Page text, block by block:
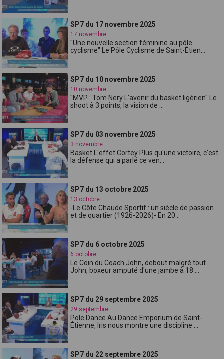
SP7 du 17 novembre 2025
17 novembre
"Une nouvelle section féminine au pôle
cyclisme" Le Pôle Cyclisme de Saint-Étien...
SP7 du 10 novembre 2025
10 novembre
"MVP : Tom Nery L'avenir du basket ligérien" Le
shoot à 3 points, la vision de ...
SP7 du 03 novembre 2025
3 novembre
Basket L'effet Cortey Plus qu'une victoire, c'est
la défense qui a parlé ce ven...
SP7 du 13 octobre 2025
13 octobre
-Le Côte Chaude Sportif : un siècle de passion
et de quartier (1926-2026)- En 20...
SP7 du 6 octobre 2025
6 octobre
Le Coin du Coach John, debout malgré tout
John, boxeur amputé d'une jambe à 18 ...
SP7 du 29 septembre 2025
29 septembre
Pole Dance Au Dance Emporium de Saint-
Étienne, Iris nous montre une discipline ...
SP7 du 22 septembre 2025